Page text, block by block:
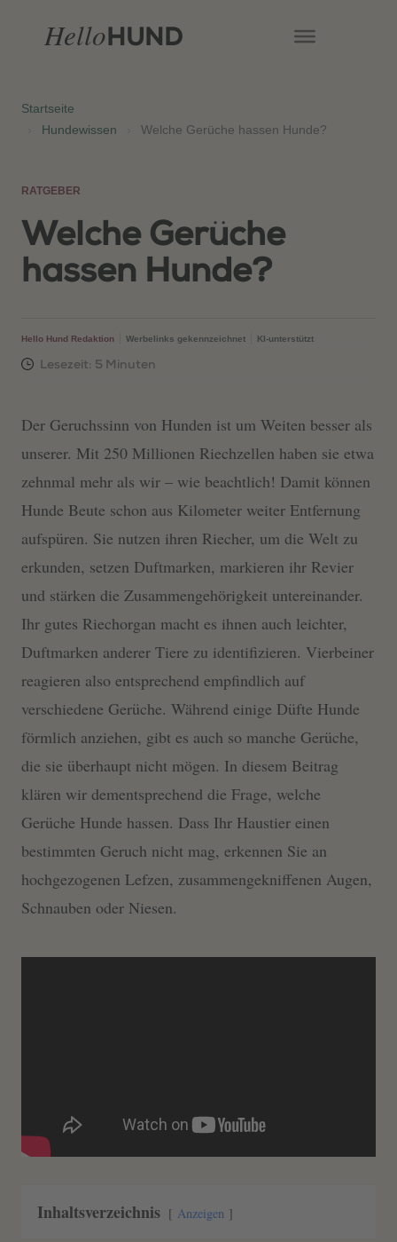
HelloHUND
Startseite
Hundewissen Welche Gerüche hassen Hunde?
RATGEBER
Welche Gerüche
hassen Hunde?
Hello Hund Redaktion Werbelinks gekennzeichnet KI-unterstützt
Der Geruchssinn von Hunden ist um Weiten besser als
unserer. Mit 250 Millionen Riechzellen haben sie etwa
zehnmal mehr als wir – wie beachtlich! Damit können
Hunde Beute schon aus Kilometer weiter Entfernung
aufspüren. Sie nutzen ihren Riecher, um die Welt zu
erkunden, setzen Duftmarken, markieren ihr Revier
und stärken die Zusammengehörigkeit untereinander.
Ihr gutes Riechorgan macht es ihnen auch leichter,
Duftmarken anderer Tiere zu identifizieren. Vierbeiner
reagieren also entsprechend empfindlich auf
verschiedene Gerüche. Während einige Düfte Hunde
förmlich anziehen, gibt es auch so manche Gerüche,
die sie überhaupt nicht mögen. In diesem Beitrag
klären wir dementsprechend die Frage, welche
Gerüche Hunde hassen. Dass Ihr Haustier einen
bestimmten Geruch nicht mag, erkennen Sie an
hochgezogenen Lefzen, zusammengekniffenen Augen,
Schnauben oder Niesen.
Inhaltsverzeichnis Anzeigen